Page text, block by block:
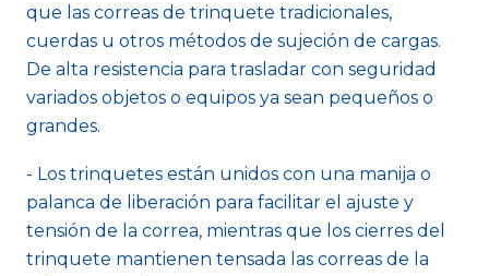
que las correas de trinquete tradicionales,
cuerdas u otros métodos de sujeción de cargas.
De alta resistencia para trasladar con seguridad
variados objetos o equipos ya sean pequeños o
grandes.
- Los trinquetes están unidos con una manija o
palanca de liberación para facilitar el ajuste y
tensión de la correa, mientras que los cierres del
trinquete mantienen tensada las correas de la